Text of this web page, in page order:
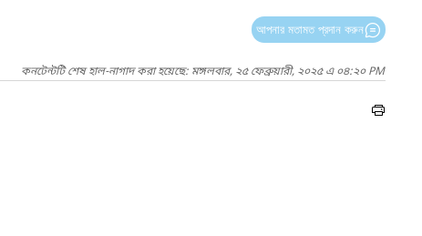
আপনার মতামত প্রদান করুন
কনটেন্টটি শেষ হাল-নাগাদ করা হয়েছে: মঙ্গলবার, ২৫ ফেব্রুয়ারী, ২০২৫ এ ০৪:২০ PM